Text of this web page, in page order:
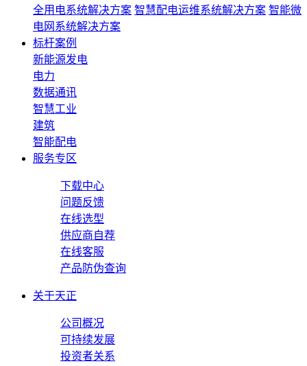
全用电系统解决方案 智慧配电运维系统解决方案 智能微
电网系统解决方案
标杆案例
新能源发电
电力
数据通讯
智慧工业
建筑
智能配电
服务专区
下载中心
问题反馈
在线选型
供应商自荐
在线客服
产品防伪查询
关于天正
公司概况
可持续发展
投资者关系